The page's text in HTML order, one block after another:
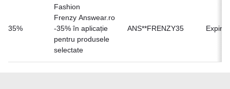
35%
Fashion
Frenzy Answear.ro
-35% în aplicație
pentru produsele
selectate
ANS**FRENZY35 Expirat